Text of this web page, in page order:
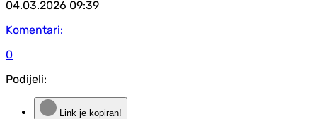
04.03.2026 09:39
Komentari:
0
Podijeli:
Link je kopiran!